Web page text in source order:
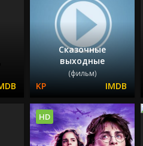
Сказочные
выходные
(фильм)
HD